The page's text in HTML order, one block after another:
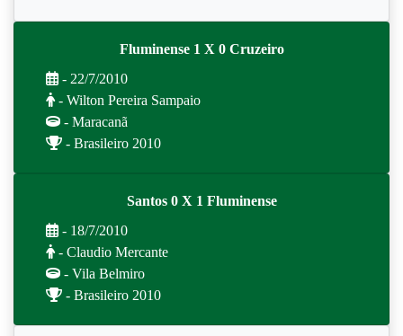
Fluminense 1 X 0 Cruzeiro
- 22/7/2010
- Wilton Pereira Sampaio
- Maracanã
- Brasileiro 2010
Santos 0 X 1 Fluminense
- 18/7/2010
- Claudio Mercante
- Vila Belmiro
- Brasileiro 2010